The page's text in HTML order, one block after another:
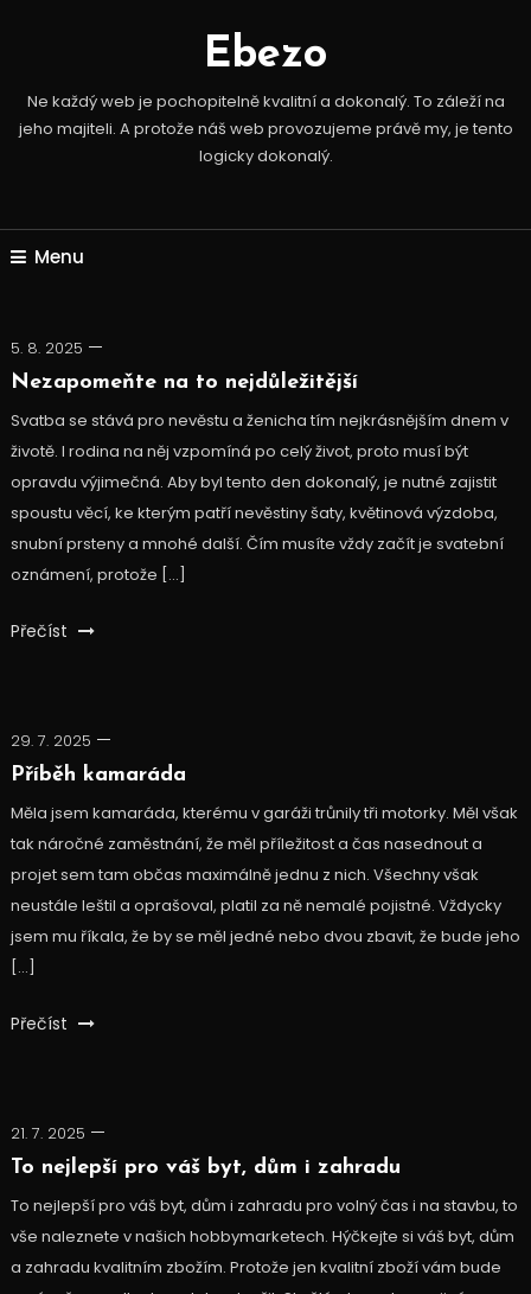
Ebezo
Ne každý web je pochopitelně kvalitní a dokonalý. To záleží na
jeho majiteli. A protože náš web provozujeme právě my, je tento
logicky dokonalý.
Menu
5. 8. 2025
Nezapomeňte na to nejdůležitější
Svatba se stává pro nevěstu a ženicha tím nejkrásnějším dnem v
životě. I rodina na něj vzpomíná po celý život, proto musí být
opravdu výjimečná. Aby byl tento den dokonalý, je nutné zajistit
spoustu věcí, ke kterým patří nevěstiny šaty, květinová výzdoba,
snubní prsteny a mnohé další. Čím musíte vždy začít je svatební
oznámení, protože […]
Přečíst
29. 7. 2025
Příběh kamaráda
Měla jsem kamaráda, kterému v garáži trůnily tři motorky. Měl však
tak náročné zaměstnání, že měl příležitost a čas nasednout a
projet sem tam občas maximálně jednu z nich. Všechny však
neustále leštil a oprašoval, platil za ně nemalé pojistné. Vždycky
jsem mu říkala, že by se měl jedné nebo dvou zbavit, že bude jeho
[…]
Přečíst
21. 7. 2025
To nejlepší pro váš byt, dům i zahradu
To nejlepší pro váš byt, dům i zahradu pro volný čas i na stavbu, to
vše naleznete v našich hobbymarketech. Hýčkejte si váš byt, dům
a zahradu kvalitním zbožím. Protože jen kvalitní zboží vám bude